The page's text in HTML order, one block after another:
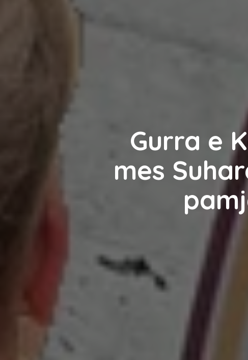
Gurra e
mes